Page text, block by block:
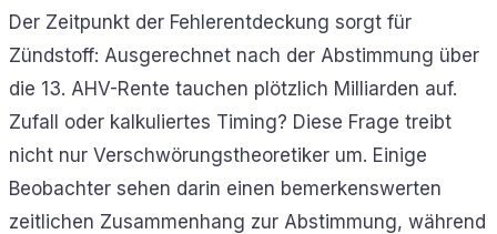
Der Zeitpunkt der Fehlerentdeckung sorgt für
Zündstoff: Ausgerechnet nach der Abstimmung über
die 13. AHV-Rente tauchen plötzlich Milliarden auf.
Zufall oder kalkuliertes Timing? Diese Frage treibt
nicht nur Verschwörungstheoretiker um. Einige
Beobachter sehen darin einen bemerkenswerten
zeitlichen Zusammenhang zur Abstimmung, während